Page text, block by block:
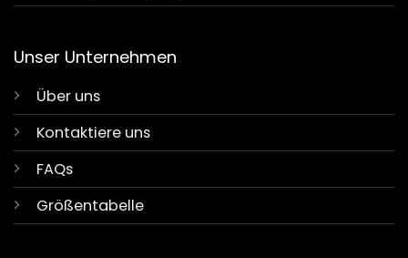
Unser Unternehmen
Über uns
Kontaktiere uns
FAQs
Größentabelle